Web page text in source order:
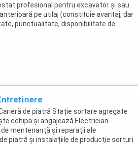
profesional pentru excavator și sau
pe utilaj (constituie avantaj, dar
punctualitate, disponibilitate de
de piatră Stație sortare agregate
echipa și angajează Electrician
mentenanță și reparații ale
piatră și instalațiile de producție sorturi.